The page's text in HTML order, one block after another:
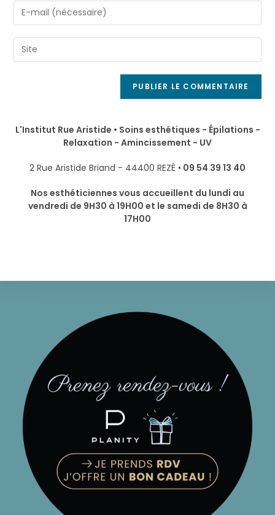
L'Institut Rue Aristide • Soins esthétiques - Épilations -
Relaxation - Amincissement - UV
2 Rue Aristide Briand - 44400 REZÉ • 09 54 39 13 40
Nos esthéticiennes vous accueillent du lundi au
vendredi de 9H30 à 19H00 et le samedi de 8H30 à
17H00